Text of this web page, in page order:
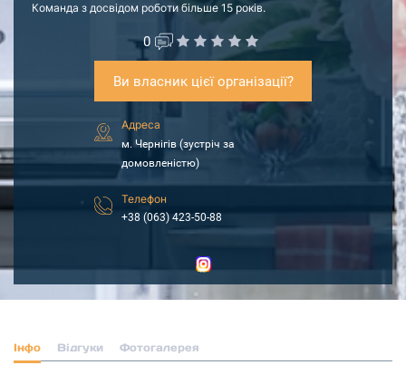
Команда з досвідом роботи більше 15 років.
0
Ви власник цієї організації?
Адреса
м. Чернігів (зустріч за
домовленістю)
Телефон
+38 (063) 423-50-88
Інфо Відгуки Фотогалерея